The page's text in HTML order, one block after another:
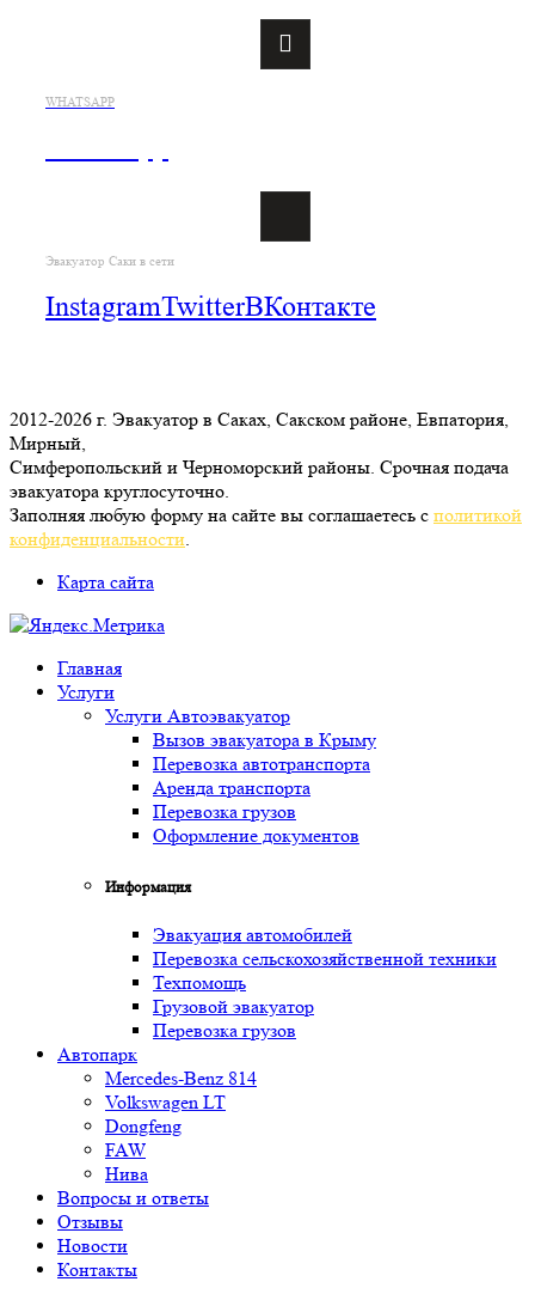
WHATSAPP
Эвакуатор Саки в сети
InstagramTwitterВКонтакте
2012-2026 г. Эвакуатор в Саках, Сакском районе, Евпатория,
Мирный,
Симферопольский и Черноморский районы. Срочная подача
эвакуатора круглосуточно.
Заполняя любую форму на сайте вы соглашаетесь с политикой
конфиденциальности.
Карта сайта
Главная
Услуги
Услуги Автоэвакуатор
Вызов эвакуатора в Крыму
Перевозка автотранспорта
Аренда транспорта
Перевозка грузов
Оформление документов
Информация
Эвакуация автомобилей
Перевозка сельскохозяйственной техники
Техпомощь
Грузовой эвакуатор
Перевозка грузов
Автопарк
Mercedes-Benz 814
Volkswagen LT
Dongfeng
FAW
Нива
Вопросы и ответы
Отзывы
Новости
Контакты